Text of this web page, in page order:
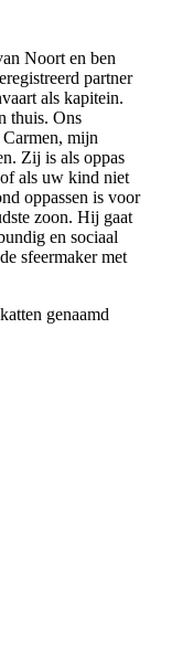
Noort en ben
partner
als kapitein.
thuis. Ons
Carmen, mijn
Zij is als oppas
als uw kind niet
oppassen is voor
zoon. Hij gaat
en sociaal
sfeermaker met
genaamd